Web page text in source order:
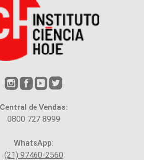
Central de Vendas:
0800 727 8999
WhatsApp:
(21) 97460-2560